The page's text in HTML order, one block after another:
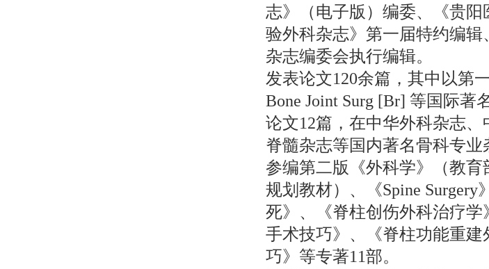
志》（电子版）编委、《贵
验外科杂志》第一届特约编辑
杂志编委会执行编辑。
发表论文120余篇，其中以第
Bone Joint Surg [Br] 等国际著
论文12篇，在中华外科杂志
脊髓杂志等国内著名骨科专业
参编第二版《外科学》（教
规划教材）、《Spine Surgery
死》、《脊柱创伤外科治疗
手术技巧》、《脊柱功能重
巧》等专著11部。